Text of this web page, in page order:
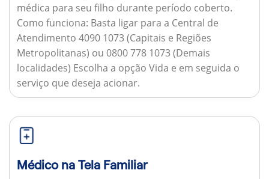
médica para seu filho durante período coberto.
Como funciona: Basta ligar para a Central de
Atendimento 4090 1073 (Capitais e Regiões
Metropolitanas) ou 0800 778 1073 (Demais
localidades) Escolha a opção Vida e em seguida o
serviço que deseja acionar.
Médico na Tela Familiar